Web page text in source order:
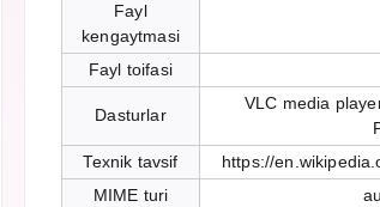
Fayl
kengaytmasi
Fayl toifasi
Dasturlar
VLC media
Texnik tavsif
https://
MIME turi